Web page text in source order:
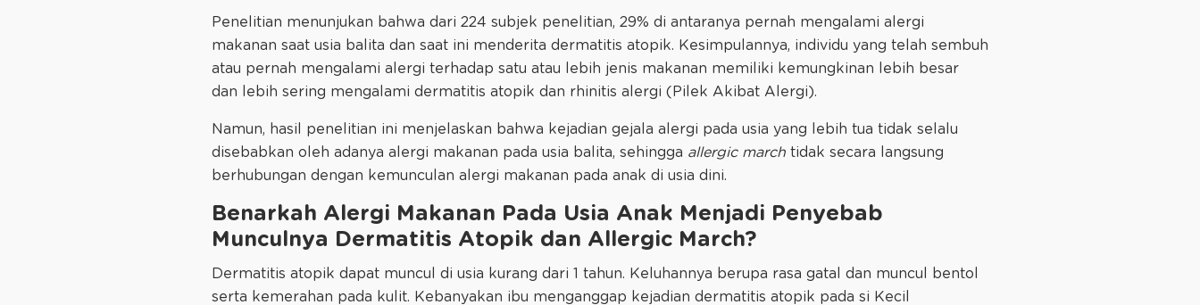
Penelitian menunjukan bahwa dari 224 subjek penelitian, 29% di antaranya pernah mengalami alergi
makanan saat usia balita dan saat ini menderita dermatitis atopik. Kesimpulannya, individu yang telah sembuh
atau pernah mengalami alergi terhadap satu atau lebih jenis makanan memiliki kemungkinan lebih besar
dan lebih sering mengalami dermatitis atopik dan rhinitis alergi (Pilek Akibat Alergi).
Namun, hasil penelitian ini menjelaskan bahwa kejadian gejala alergi pada usia yang lebih tua tidak selalu
disebabkan oleh adanya alergi makanan pada usia balita, sehingga allergic march tidak secara langsung
berhubungan dengan kemunculan alergi makanan pada anak di usia dini.
Benarkah Alergi Makanan Pada Usia Anak Menjadi Penyebab
Munculnya Dermatitis Atopik dan Allergic March?
Dermatitis atopik dapat muncul di usia kurang dari 1 tahun. Keluhannya berupa rasa gatal dan muncul bentol
serta kemerahan pada kulit. Kebanyakan ibu menganggap kejadian dermatitis atopik pada si Kecil